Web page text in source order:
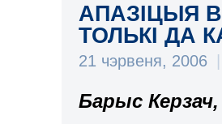
АПАЗІЦЫЯ
ТОЛЬКІ ДА
21 чэрвеня, 2006
Барыс